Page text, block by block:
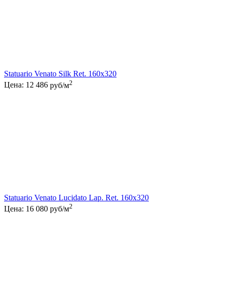
Statuario Venato Silk Ret. 160x320
Цена: 12 486 руб/м2
Statuario Venato Lucidato Lap. Ret. 160x320
Цена: 16 080 руб/м2